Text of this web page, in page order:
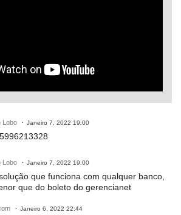
Lobo Janeiro 7, 2022 19:00
Lobo Janeiro 7, 2022 19:00
que funciona com qualquer banco,
que do boleto do gerencianet
Janeiro 6, 2022 22:44